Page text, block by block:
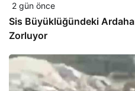
2 gün önce
Sis Büyüklüğündeki
Zorluyor